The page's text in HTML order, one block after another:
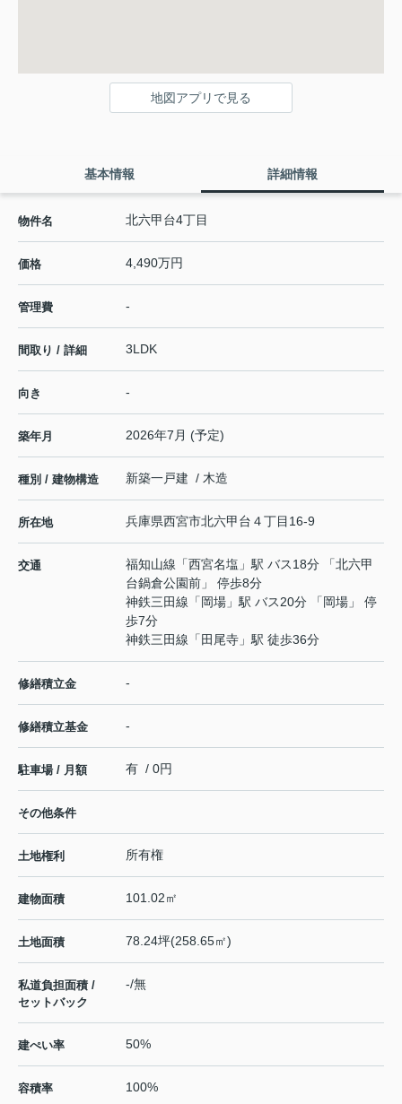
地図アプリで見る
基本情報 詳細情報
物件名 北六甲台4丁目
価格 4,490万円
管理費 -
間取り / 詳細 3LDK
向き -
築年月 2026年7月 (予定)
種別 / 建物構造 新築一戸建 / 木造
所在地 兵庫県西宮市北六甲台 ４丁目16-9
交通 福知山線 「西宮名塩 」駅 バス18分 「北六甲
台鍋倉公園前」 停歩8分
神鉄三田線 「 岡場 」駅 バス20分 「岡場」 停
歩7分
神鉄三田線 「 田尾寺 」駅 徒歩36分
修繕積立金 -
修繕積立基金 -
駐車場 / 月額 有 / 0円
その他条件
土地権利 所有権
建物面積 101.02㎡
土地面積 78.24坪(258.65㎡)
私道負担面積 /
セットバック
-/無
建ぺい率 50%
容積率 100%